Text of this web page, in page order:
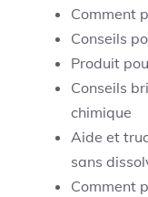
Comment
Conseils
Produit
Conseils
chimique
Aide et
sans
Comment